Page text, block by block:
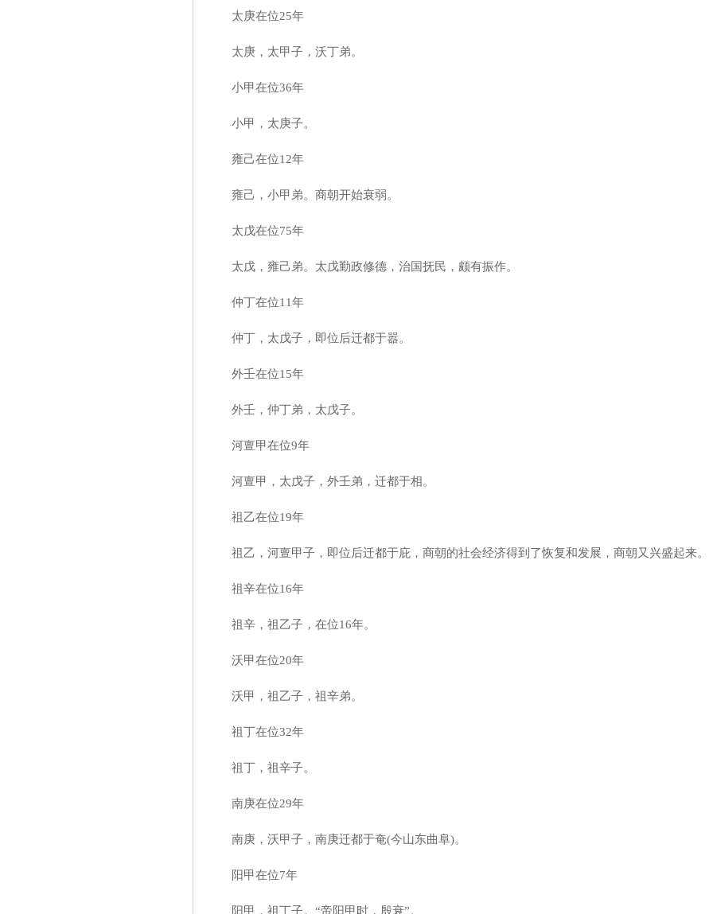
太庚在位25年
太庚，太甲子，沃丁弟。
小甲在位36年
小甲，太庚子。
雍己在位12年
雍己，小甲弟。商朝开始衰弱。
太戊在位75年
太戊，雍己弟。太戊勤政修德，治国抚民，颇有振作。
仲丁在位11年
仲丁，太戊子，即位后迁都于嚣。
外壬在位15年
外壬，仲丁弟，太戊子。
河亶甲在位9年
河亶甲，太戊子，外壬弟，迁都于相。
祖乙在位19年
祖乙，河亶甲子，即位后迁都于庇，商朝的社会经济得到了恢复和发展，商朝又兴盛起来。
祖辛在位16年
祖辛，祖乙子，在位16年。
沃甲在位20年
沃甲，祖乙子，祖辛弟。
祖丁在位32年
祖丁，祖辛子。
南庚在位29年
南庚，沃甲子，南庚迁都于奄(今山东曲阜)。
阳甲在位7年
阳甲，祖丁子。“帝阳甲时，殷衰”。